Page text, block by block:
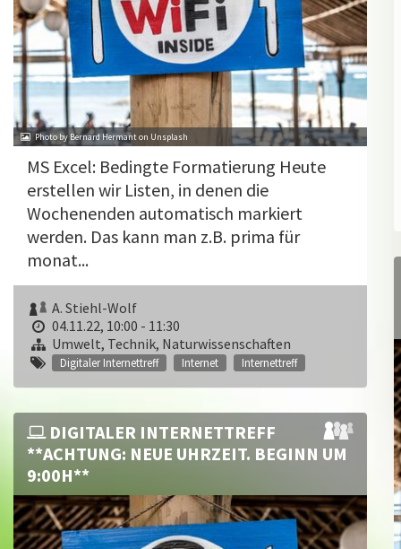
Photo by Bernard Hermant on Unsplash
MS Excel: Bedingte Formatierung Heute
erstellen wir Listen, in denen die
Wochenenden automatisch markiert
werden. Das kann man z.B. prima für
monat...
A. Stiehl-Wolf
04.11.22, 10:00 - 11:30
Umwelt, Technik, Naturwissenschaften
Digitaler Internettreff Internet Internettreff
DIGITALER INTERNETTREFF
**ACHTUNG: NEUE UHRZEIT. BEGINN UM
9:00H**